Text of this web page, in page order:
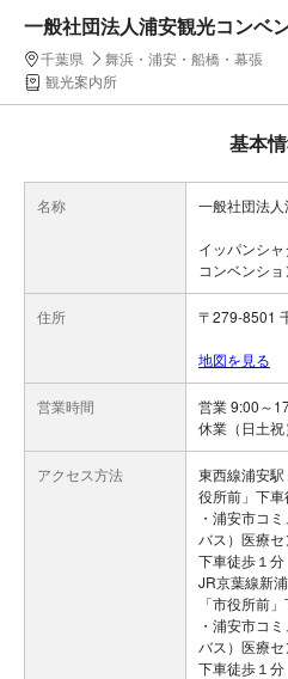
一般社団法人浦安観光コンベ
千葉県
舞浜・浦安・船橋・幕張
観光案内所
基本
名称 一般社団法
イッパンシ
コンベンシ
住所 〒279-8501
地図を見る
営業時間
営業 9:00～
休業（日土
アクセス方法
東西線浦安
役所前」下
・浦安市コ
バス）医療セ
下車徒歩１分
JR京葉線新
「市役所前
・浦安市コ
バス）医療セ
下車徒歩１分